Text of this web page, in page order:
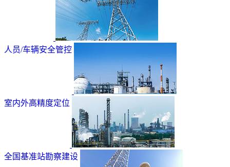
人员/车辆安全管控
室内外高精度定位
全国基准站勘察建设